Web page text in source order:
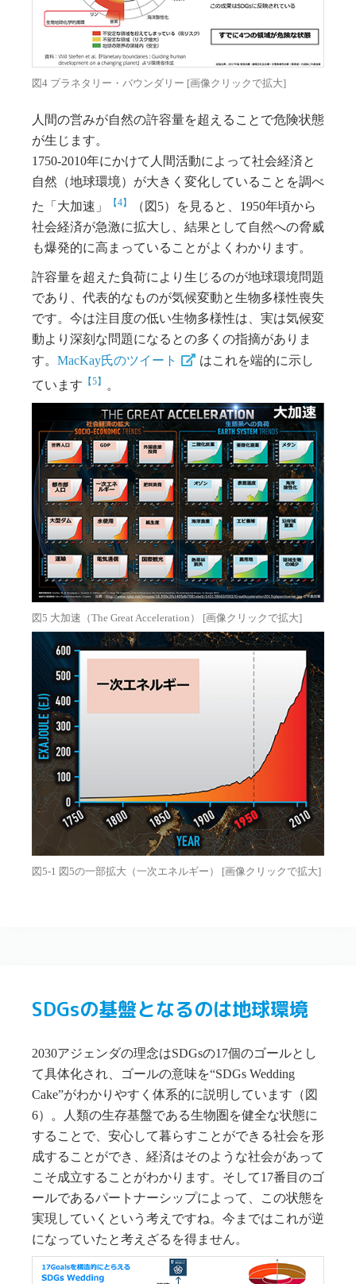
図4 プラネタリー・バウンダリー [画像クリックで拡大]
人間の営みが自然の許容量を超えることで危険状態
が生じます。
1750-2010年にかけて人間活動によって社会経済と
自然（地球環境）が大きく変化していることを調べ
た「大加速」
【4】
（図5）を見ると、1950年頃から
社会経済が急激に拡大し、結果として自然への脅威
も爆発的に高まっていることがよくわかります。
許容量を超えた負荷により生じるのが地球環境問題
であり、代表的なものが気候変動と生物多様性喪失
です。今は注目度の低い生物多様性は、実は気候変
動より深刻な問題になるとの多くの指摘がありま
す。 MacKay氏のツイート
はこれを端的に示し
ています 【5】 。
図5 大加速（The Great Acceleration） [画像クリックで拡大]
図5-1 図5の一部拡大（一次エネルギー） [画像クリックで拡大]
SDGsの基盤となるのは地球環境
2030アジェンダの理念はSDGsの17個のゴールとし
て具体化され、ゴールの意味を“SDGs Wedding
Cake”がわかりやすく体系的に説明しています（図
6）。人類の生存基盤である生物圏を健全な状態に
することで、安心して暮らすことができる社会を形
成することができ、経済はそのような社会があって
こそ成立することがわかります。そして17番目のゴ
ールであるパートナーシップによって、この状態を
実現していくという考えですね。今まではこれが逆
になっていたと考えざるを得ません。